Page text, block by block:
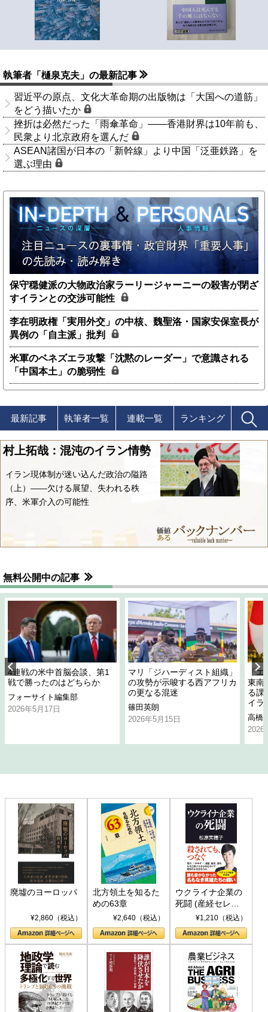
執筆者「樋泉克夫」の最新記事
習近平の原点、文化大革命期の出版物は「大国への道筋」
をどう描いたか
挫折は必然だった「雨傘革命」――香港財界は10年前も、
民衆より北京政府を選んだ
ASEAN諸国が日本の「新幹線」より中国「泛亜鉄路」を
選ぶ理由
保守穏健派の大物政治家ラーリージャーニーの殺害が閉ざ
すイランとの交渉可能性
李在明政権「実用外交」の中核、魏聖洛・国家安保室長が
異例の「自主派」批判
米軍のベネズエラ攻撃「沈黙のレーダー」で意識される
「中国本土」の脆弱性
最新記事 執筆者一覧 連載一覧 ランキング
村上拓哉：混沌のイラン情勢
イラン現体制が迷い込んだ政治の隘路
（上）――欠ける展望、失われる秩
序、米軍介入の可能性
無料公開中の記事
4連戦の米中首脳会談、第1
戦で勝ったのはどちらか
フォーサイト編集部
2026年5月17日
マリ「ジハーディスト組織」
の攻勢が示唆する西アフリカ
の更なる混迷
篠田英朗
2026年5月15日
「
東南
る課
イラ
高橋
2026
廃墟のヨーロッパ
¥2,860（税込）
北方領土を知るた
めの63章
¥2,640（税込）
ウクライナ企業の
死闘 (産経セレク
ト S 039)¥1,210（税込）